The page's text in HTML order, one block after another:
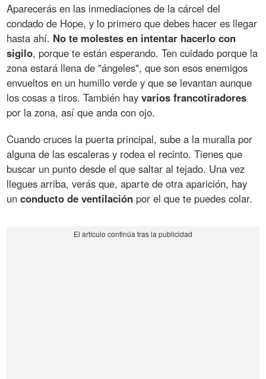
Aparecerás en las inmediaciones de la cárcel del
condado de Hope, y lo primero que debes hacer es llegar
hasta ahí. No te molestes en intentar hacerlo con
sigilo, porque te están esperando. Ten cuidado porque la
zona estará llena de "ángeles", que son esos enemigos
envueltos en un humillo verde y que se levantan aunque
los cosas a tiros. También hayvarios francotiradores
por la zona, así que anda con ojo.
Cuando cruces la puerta principal, sube a la muralla por
alguna de las escaleras y rodea el recinto. Tienes que
buscar un punto desde el que saltar al tejado. Una vez
llegues arriba, verás que, aparte de otra aparición, hay
unconducto de ventilación por el que te puedes colar.